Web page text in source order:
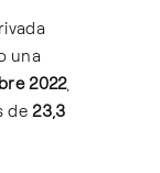
una
2022,
de23,3